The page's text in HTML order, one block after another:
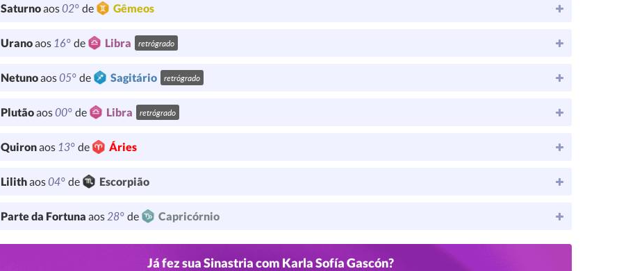
Saturnoaos02° de Gêmeos
Uranoaos 16° de Libra retrógrado
Netunoaos05° de Sagitário retrógrado
Plutãoaos00° de Libra retrógrado
Quironaos 13° de Áries
Lilithaos04° de Escorpião
Parte da Fortuna aos28° de Capricórnio
Já fez sua Sinastria com Karla Sofía Gascón?